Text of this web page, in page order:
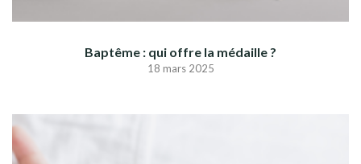
Baptême : qui offre la médaille ?
18 mars 2025